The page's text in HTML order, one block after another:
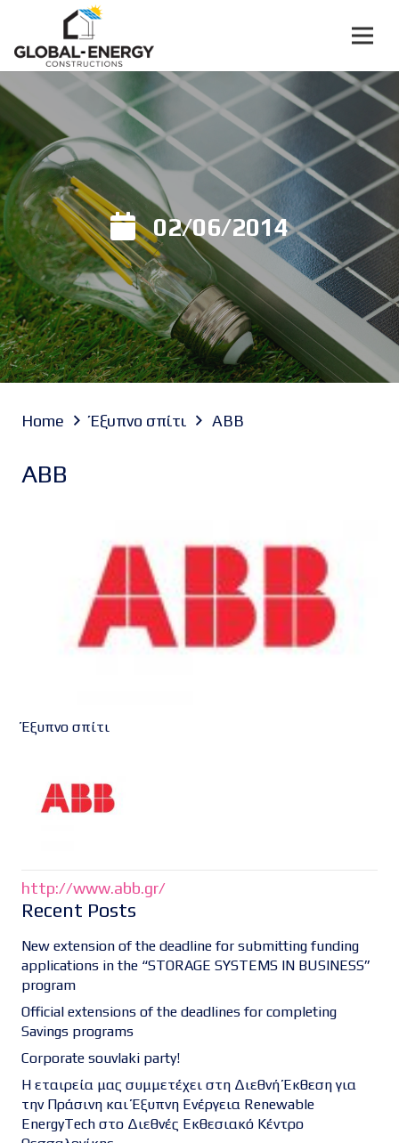
02/06/2014
Home Έξυπνο σπίτι ABB
Recent Posts
New extension of the deadline for submitting funding
applications in the “STORAGE SYSTEMS IN BUSINESS”
program
Official extensions of the deadlines for completing
Savings programs
Corporate souvlaki party!
Η εταιρεία μας συμμετέχει στη Διεθνή Έκθεση για
την Πράσινη και Έξυπνη Ενέργεια Renewable
EnergyTech στο Διεθνές Εκθεσιακό Κέντρο
ABB
Έξυπνο σπίτι
http://www.abb.gr/